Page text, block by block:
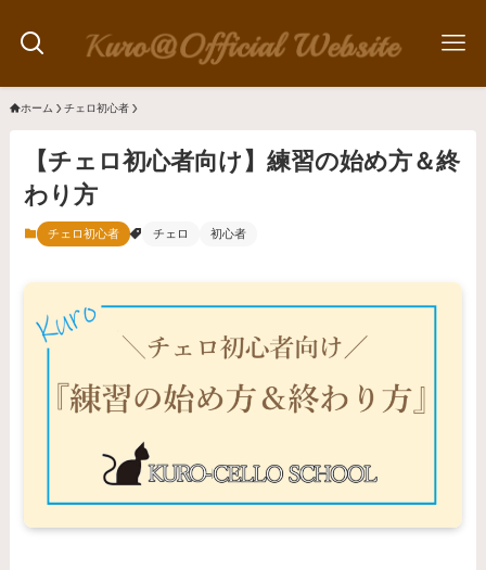
ホーム チェロ初心者
【チェロ初心者向け】練習の始め方＆終
わり方
チェロ初心者 チェロ 初心者